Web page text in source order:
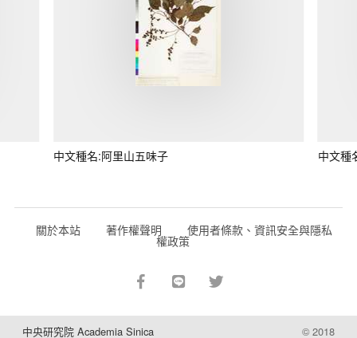
中文種名:阿里山五味子 中文種
關於本站 著作權聲明 使用者條款、資訊安全與隱私
權政策
中央研究院 Academia Sinica © 2018